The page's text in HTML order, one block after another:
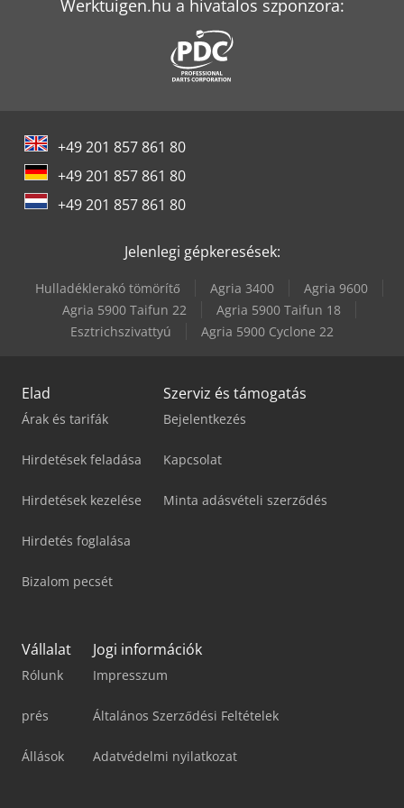
Tec Freetec
Werktuigen.hu a hivatalos szponzora:
+49 201 857 861 80
+49 201 857 861 80
+49 201 857 861 80
Jelenlegi gépkeresések:
Hulladéklerakó tömörítő Agria 3400
Agria 9600
Agria 5900 Taifun 22
Agria 5900 Taifun 18
Esztrichszivattyú
Agria 5900 Cyclone 22
Elad
Árak és tarifák
Hirdetések feladása
Hirdetések kezelése
Hirdetés foglalása
Bizalom pecsét
Szerviz és támogatás
Bejelentkezés
Kapcsolat
Minta adásvételi szerződés
Vállalat
Rólunk
prés
Állások
Jogi információk
Impresszum
Általános Szerződési Feltételek
Adatvédelmi nyilatkozat